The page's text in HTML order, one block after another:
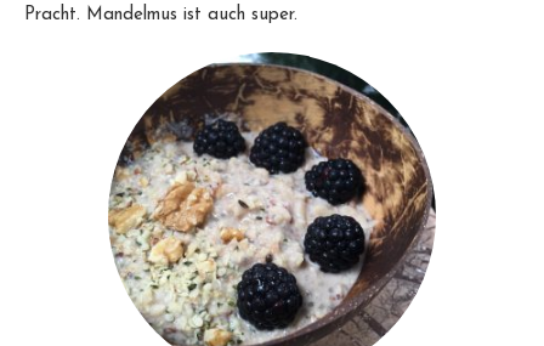
Pracht. Mandelmus ist auch super.